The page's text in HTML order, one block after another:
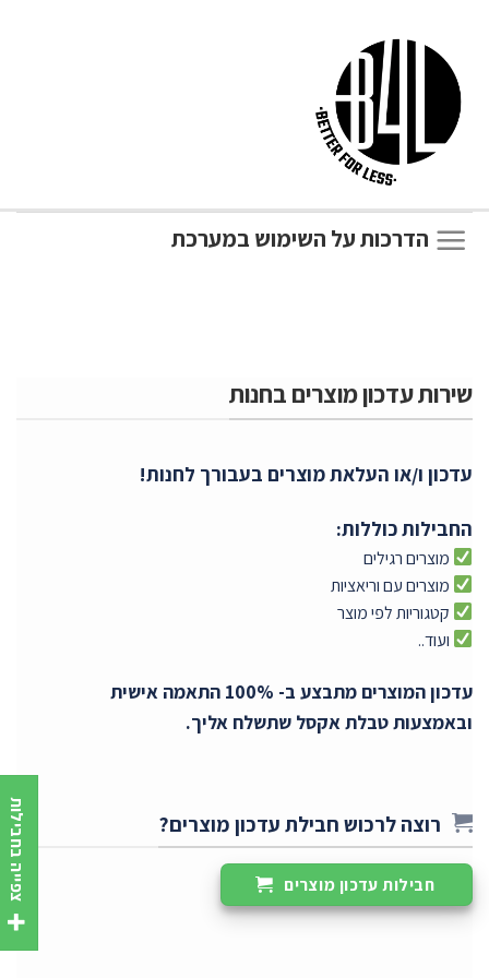
הדרכות על השימוש במערכת
שירות עדכון מוצרים בחנות
עדכון ו/או העלאת מוצרים בעבורך לחנות!
החבילות כוללות:
מוצרים רגילים
מוצרים עם וריאציות
קטגוריות לפי מוצר
ועוד..
עדכון המוצרים מתבצע ב- 100% התאמה אישית
ובאמצעות טבלת אקסל שתשלח אליך.
רוצה לרכוש חבילת עדכון מוצרים?
חבילות עדכון מוצרים צפייה בחבילות